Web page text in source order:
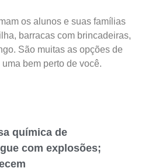
os alunos e suas famílias
barracas com brincadeiras,
São muitas as opções de
bem perto de você.
química de
com explosões;